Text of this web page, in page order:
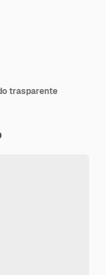
trasparente